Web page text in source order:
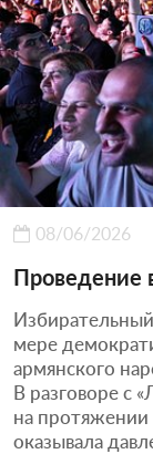
08/06/2026
Проведение
мере
армянского
В разговоре с
на протяжении
оказывала